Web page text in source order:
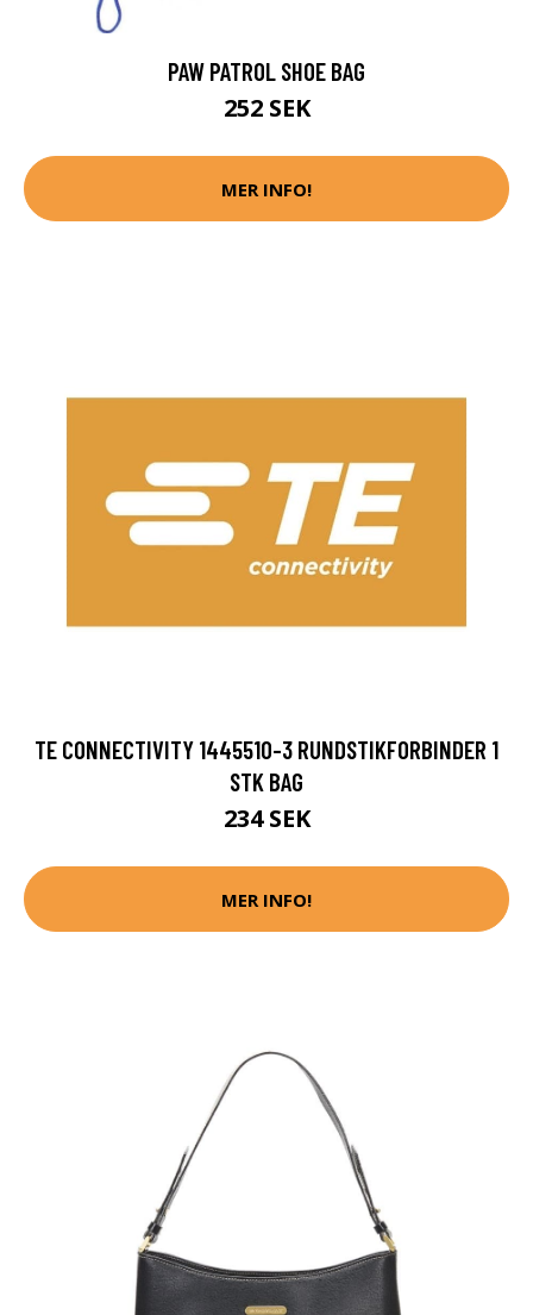
PAW PATROL SHOE BAG
252 SEK
MER INFO!
TE CONNECTIVITY 1445510-3 RUNDSTIKFORBINDER 1
STK BAG
234 SEK
MER INFO!